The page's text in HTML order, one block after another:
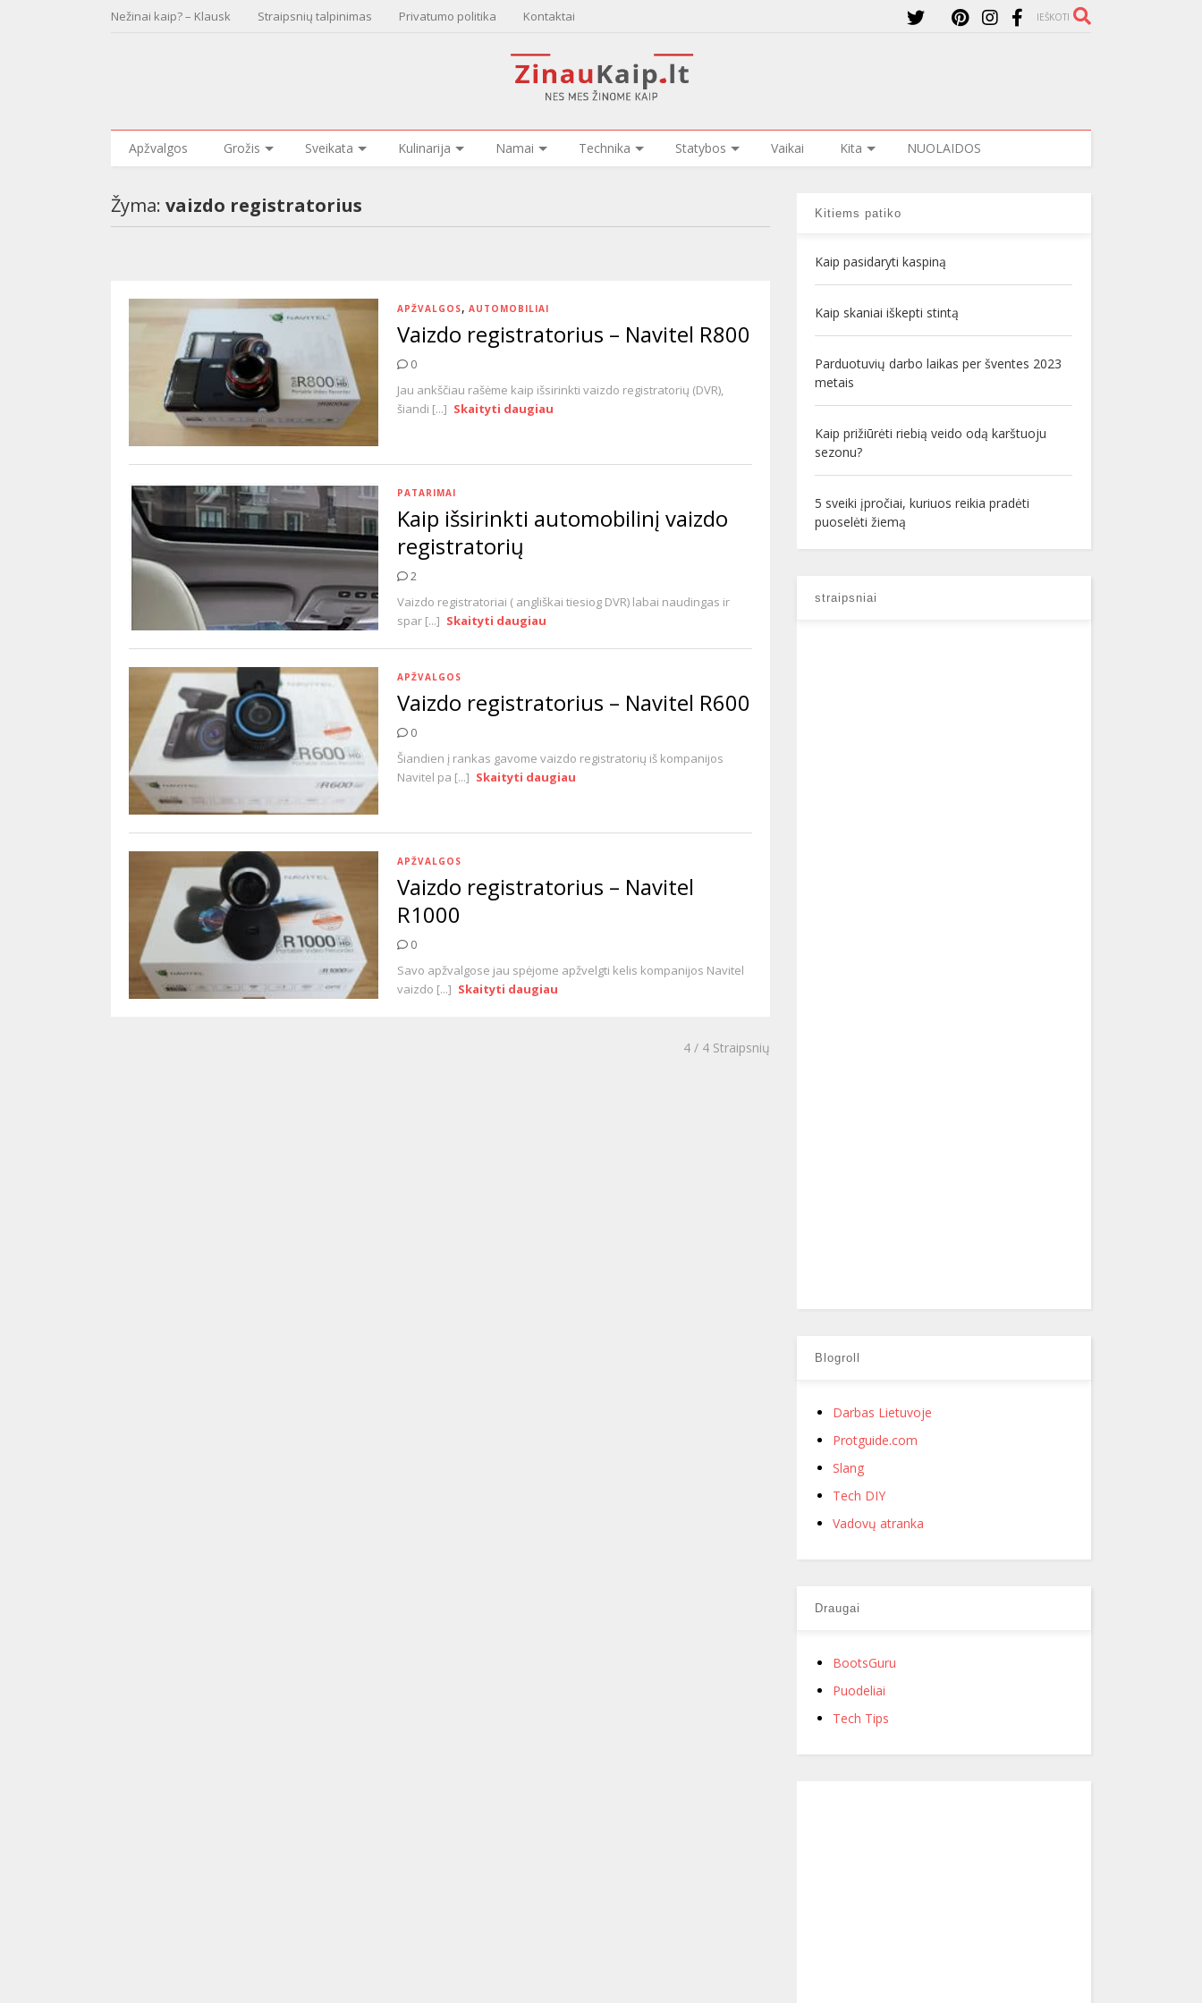
Nežinai kaip? – Klausk Straipsnių talpinimas Privatumo politika Kontaktai IEŠKOTI
Apžvalgos Grožis Sveikata Kulinarija Namai Technika Statybos Vaikai Kita NUOLAIDOS
Žyma:vaizdo registratorius
APŽVALGOS, AUTOMOBILIAI
Vaizdo registratorius – Navitel R800
0
Jau ankščiau rašėme kaip išsirinkti vaizdo registratorių (DVR),
šiandi [...] Skaityti daugiau
PATARIMAI
Kaip išsirinkti automobilinį vaizdo
registratorių
2
Vaizdo registratoriai ( angliškai tiesiog DVR) labai naudingas ir
spar [...] Skaityti daugiau
APŽVALGOS
Vaizdo registratorius – Navitel R600
0
Šiandien į rankas gavome vaizdo registratorių iš kompanijos
Navitel pa [...] Skaityti daugiau
APŽVALGOS
Vaizdo registratorius – Navitel
R1000
0
Savo apžvalgose jau spėjome apžvelgti kelis kompanijos Navitel
vaizdo [...] Skaityti daugiau
4 / 4 Straipsnių
Kitiems patiko
Kaip pasidaryti kaspiną
Kaip skaniai iškepti stintą
Parduotuvių darbo laikas per šventes 2023
metais
Kaip prižiūrėti riebią veido odą karštuoju
sezonu?
5 sveiki įpročiai, kuriuos reikia pradėti
puoselėti žiemą
straipsniai
Blogroll
Darbas Lietuvoje
Protguide.com
Slang
Tech DIY
Vadovų atranka
Draugai
BootsGuru
Puodeliai
Tech Tips